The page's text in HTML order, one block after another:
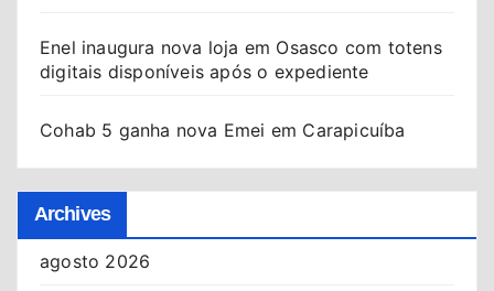
Enel inaugura nova loja em Osasco com totens
digitais disponíveis após o expediente
Cohab 5 ganha nova Emei em Carapicuíba
Archives
agosto 2026